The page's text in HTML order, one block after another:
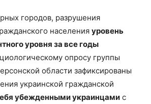
городов, разрушения
населения уровень
уровня за все годы
опросу группы
области зафиксированы
украинской гражданской
убежденными украинцами с